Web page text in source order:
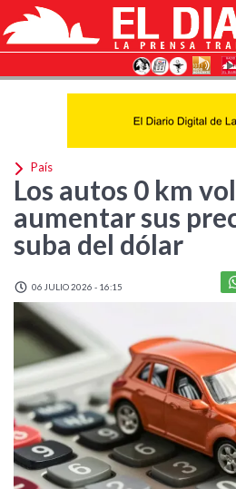
País
Los autos 0 km
aumentar sus
suba del dólar
06 JULIO 2026 - 16:15